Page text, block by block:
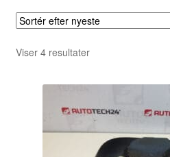
Viser 4 resultaterSorteret
seneste